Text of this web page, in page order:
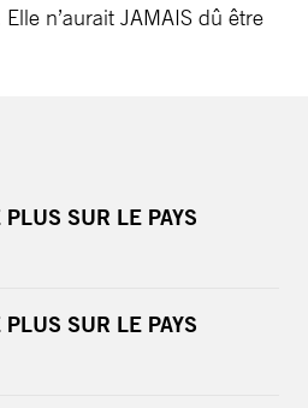
n’aurait JAMAIS dû être
SUR LE PAYS
SUR LE PAYS